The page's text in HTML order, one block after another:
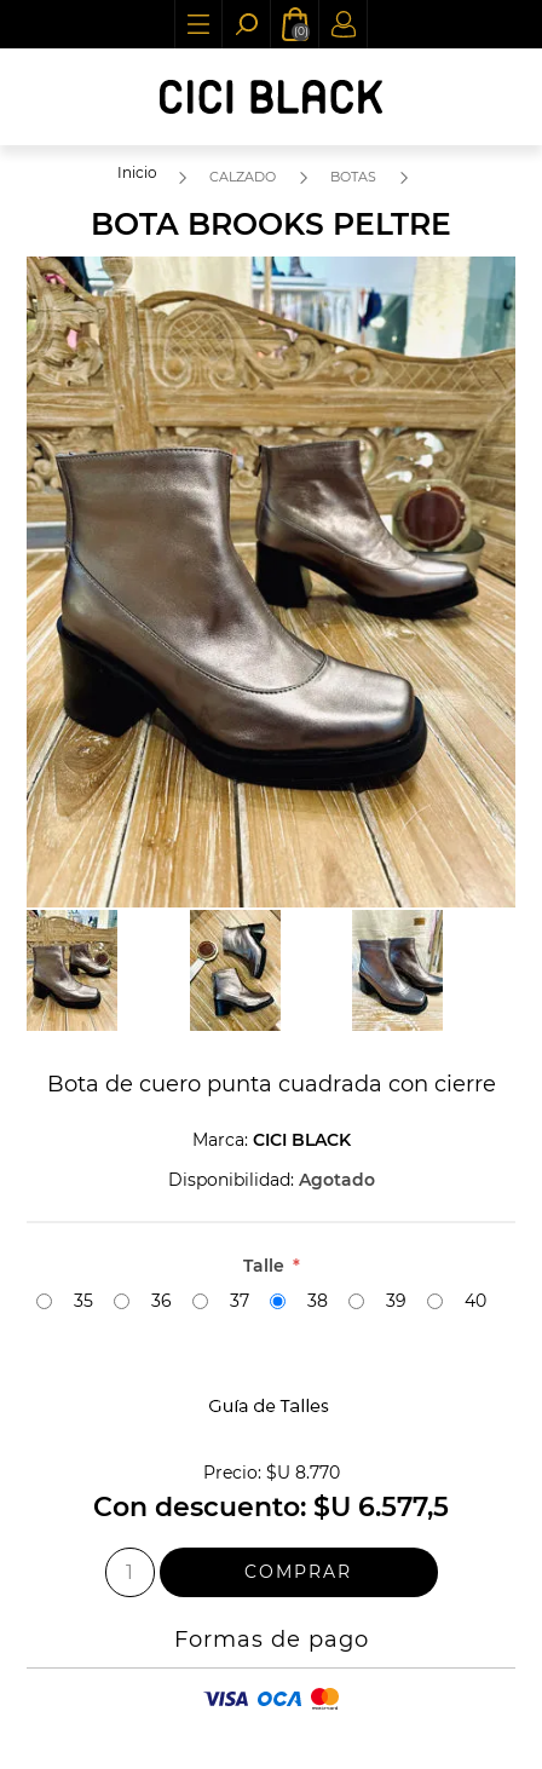
(0)
Inicio CALZADO BOTAS
BOTA BROOKS PELTRE
Bota de cuero punta cuadrada con cierre
Marca: CICI BLACK
Disponibilidad: Agotado
Talle *
35
36 37 38 39 40
Precio: $U 8.770
Con descuento: $U 6.577,5
Formas de pago